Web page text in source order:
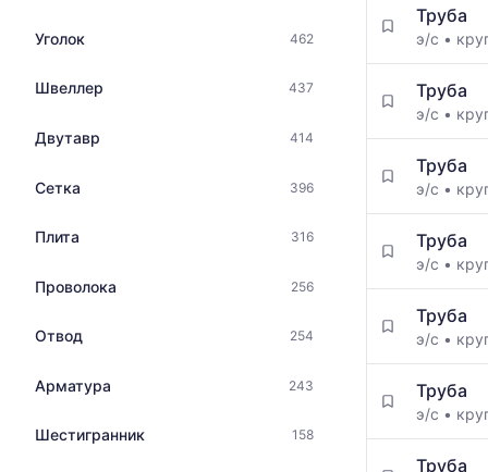
Уголок 462
Швеллер 437
Двутавр 414
Сетка 396
Плита 316
Проволока 256
Отвод 254
Арматура 243
Шестигранник 158
цена
прайс-
листов
последний
актуальным
и
мере
обновления
прайс-
листов.
цен
металлопрокат
указанием
поставщиков
по
запросу
Труба
э/с •
Труба
э/с •
Труба
э/с •
Труба
э/с •
Труба
э/с •
Труба
э/с •
Труба